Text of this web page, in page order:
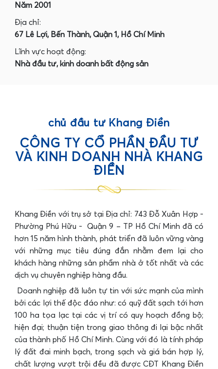
Năm 2001
Địa chỉ:
67 Lê Lợi, Bến Thành, Quận 1, Hồ Chí Minh
Lĩnh vực hoạt động:
Nhà đầu tư, kinh doanh bất động sản
chủ đầu tư Khang Điền
CÔNG TY CỔ PHẦN ĐẦU TƯ
VÀ KINH DOANH NHÀ KHANG
ĐIỀN
Khang Điền với trụ sở tại Địa chỉ: 743 Đỗ Xuân Hợp -
Phường Phú Hữu - Quận 9 – TP Hồ Chí Minh đã có
hơn 15 năm hình thành, phát triển đã luôn vững vàng
với những mục tiêu đúng đắn nhằm đem lại cho
khách hàng những sản phẩm nhà ở tốt nhất và các
dịch vụ chuyên nghiệp hàng đầu.
Doanh nghiệp đã luôn tự tin với sức mạnh của mình
bởi các lợi thế độc đáo như: có quỹ đất sạch tới hơn
100 ha tọa lạc tại các vị trí có quy hoạch đồng bộ;
hiện đại; thuận tiện trong giao thông đi lại bậc nhất
của thành phố Hồ Chí Minh. Cùng với đó là tính pháp
lý đất đai minh bạch, trong sạch và giá bán hợp lý,
chất lượng vượt trội đều đã được CĐT Khang Điền